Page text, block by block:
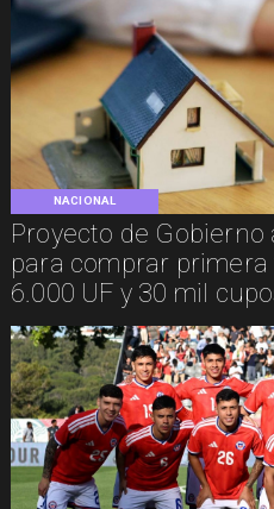
NACIONAL
Proyecto de
para comprar primera
6.000 UF y 30 mil